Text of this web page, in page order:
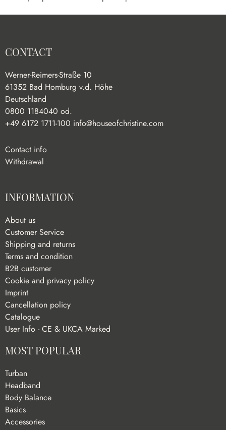
CONTACT
Werner-Reimers-Straße 10
61352 Bad Homburg v.d. Höhe
Deutschland
0800 1184040 od.
+49 6172 1711-100 info@houseofchristine.com
Contact info
Withdrawal
INFORMATION
About us
Customer Service
Shipping and returns
Terms and condition
B2B customer
Cookie and privacy policy
Imprint
Cancellation policy
Catalogue
User Info - CE & UKCA Marked
MOST POPULAR
Turban
Headband
Body Balance
Basics
Accessories